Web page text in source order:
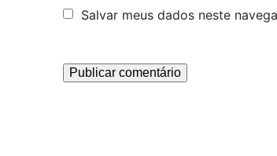
Salvar meus dados neste